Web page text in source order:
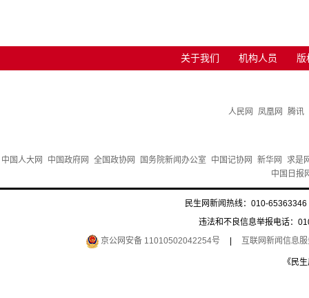
关于我们 机构人员 版
人民网 凤凰网 腾讯
中国人大网 中国政府网 全国政协网 国务院新闻办公室 中国记协网 新华网
求是
中国日报
民生网新闻热线：010-
违法和不良信息举报电话：
京公网安备 11010502042254号
互联网新闻信息
《民